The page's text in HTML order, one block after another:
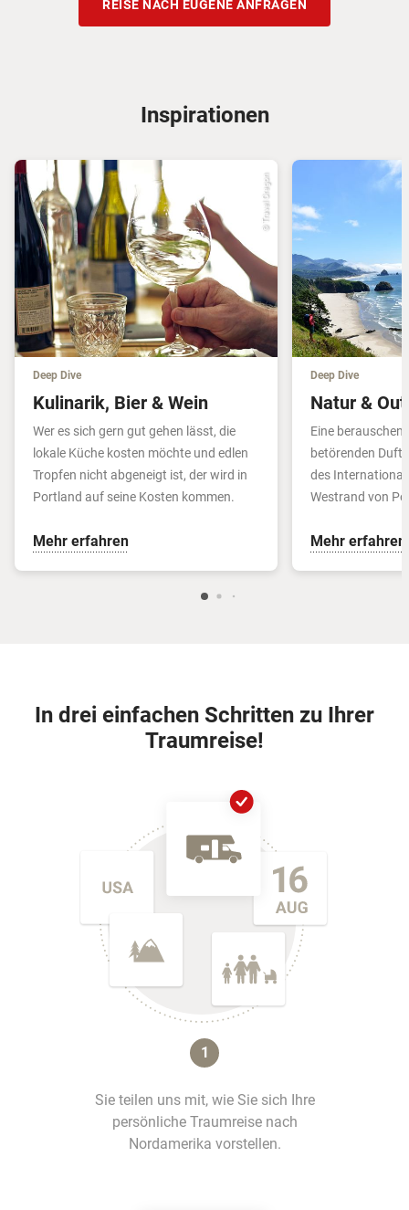
REISE NACH EUGENE ANFRAGEN
Inspirationen
© Travel Oregon
Deep Dive
Kulinarik, Bier & Wein
Wer es sich gern gut gehen lässt, die
lokale Küche kosten möchte und edlen
Tropfen nicht abgeneigt ist, der wird in
Portland auf seine Kosten kommen.
Mehr erfahren
Deep Dive
Natur &
Eine
betörenden Duft
des International
Westrand von
Mehr erfahren
In drei einfachen Schritten zu Ihrer
Traumreise!
1
Sie teilen uns mit, wie Sie sich Ihre
persönliche Traumreise nach
Nordamerika vorstellen.